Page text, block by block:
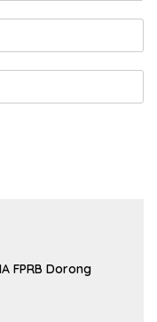
FPRB Dorong